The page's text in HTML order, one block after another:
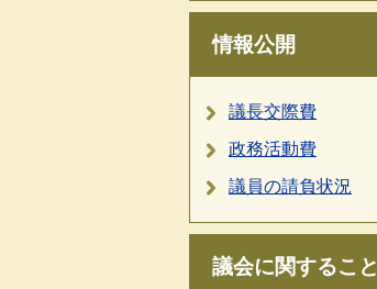
情報公開
議長交際費
政務活動費
議員の請負状況
議会に関すること